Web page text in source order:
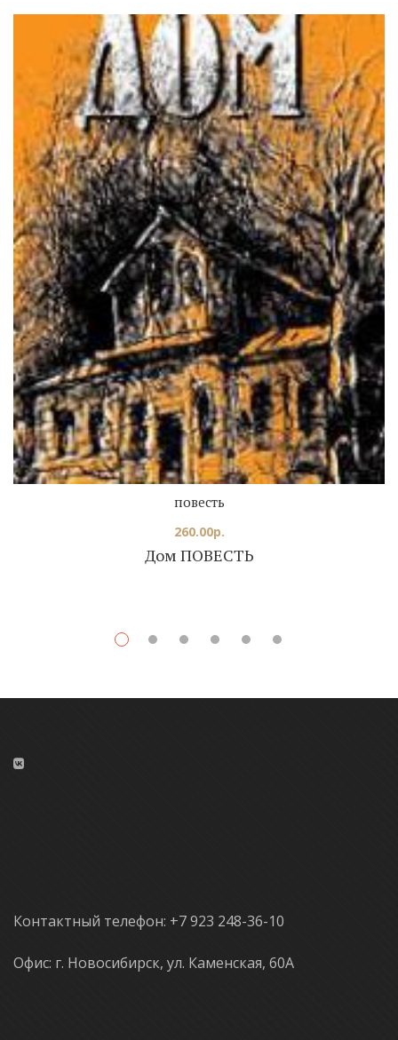
Дом ПОВЕСТЬ
повесть
260.00р.
Контактный телефон: +7 923 248-36-10
Офис: г. Новосибирск, ул. Каменская, 60А